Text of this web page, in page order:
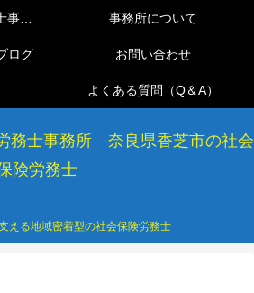
務士事務所 奈良県香芝市の社会
険労務士
える地域密着型の社会保険労務士
戸塚淳二社会保険労務士事務所 事務所について
ログ お問い合わせ
よくある質問（Q＆A）